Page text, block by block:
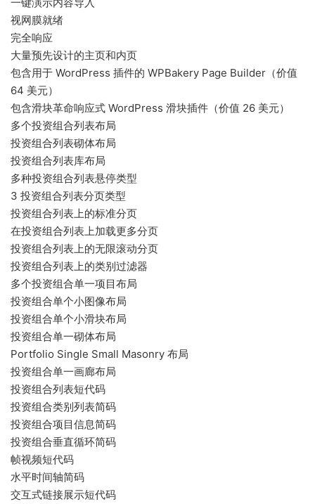
视网膜就绪
完全响应
大量预先设计的主页和内页
包含用于 WordPress 插件的 WPBakery Page Builder（价值
64 美元）
包含滑块革命响应式 WordPress 滑块插件（价值 26 美元）
多个投资组合列表布局
投资组合列表砌体布局
投资组合列表库布局
多种投资组合列表悬停类型
3 投资组合列表分页类型
投资组合列表上的标准分页
在投资组合列表上加载更多分页
投资组合列表上的无限滚动分页
投资组合列表上的类别过滤器
多个投资组合单一项目布局
投资组合单个小图像布局
投资组合单个小滑块布局
投资组合单一砌体布局
Portfolio Single Small Masonry 布局
投资组合单一画廊布局
投资组合列表短代码
投资组合类别列表简码
投资组合项目信息简码
投资组合垂直循环简码
帧视频短代码
水平时间轴简码
交互式链接展示短代码